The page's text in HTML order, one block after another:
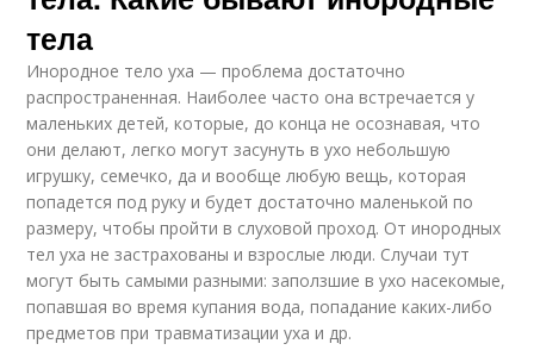
тела
Инородное тело уха — проблема достаточно
распространенная. Наиболее часто она встречается у
маленьких детей, которые, до конца не осознавая, что
они делают, легко могут засунуть в ухо небольшую
игрушку, семечко, да и вообще любую вещь, которая
попадется под руку и будет достаточно маленькой по
размеру, чтобы пройти в слуховой проход. От инородных
тел уха не застрахованы и взрослые люди. Случаи тут
могут быть самыми разными: заползшие в ухо насекомые,
попавшая во время купания вода, попадание каких-либо
предметов при травматизации уха и др.